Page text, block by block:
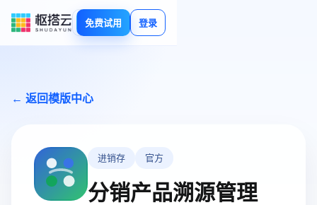
免费试用 登录
← 返回模版中心
进销存 官方
分销产品溯源管理